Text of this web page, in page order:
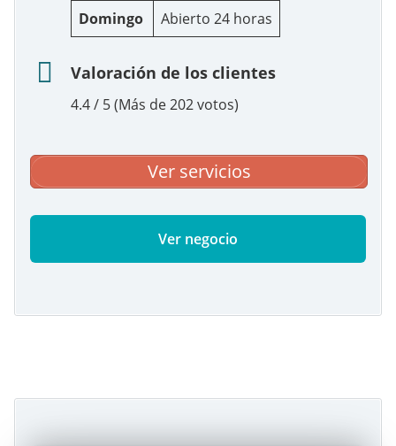
Domingo Abierto 24 horas
Valoración de los clientes
4.4 / 5 (Más de 202 votos)
Ver servicios
Ver negocio